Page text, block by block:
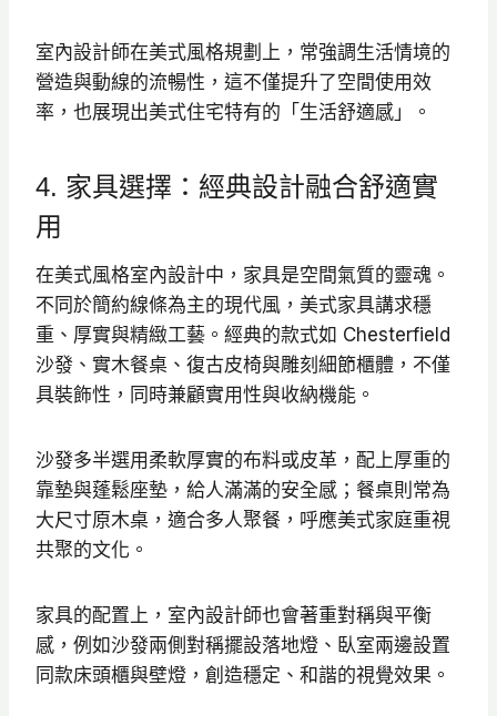
室內設計師在美式風格規劃上，常強調生活情境的
營造與動線的流暢性，這不僅提升了空間使用效
率，也展現出美式住宅特有的「生活舒適感」。
4. 家具選擇：經典設計融合舒適實
用
在美式風格室內設計中，家具是空間氣質的靈魂。
不同於簡約線條為主的現代風，美式家具講求穩
重、厚實與精緻工藝。經典的款式如 Chesterfield
沙發、實木餐桌、復古皮椅與雕刻細節櫃體，不僅
具裝飾性，同時兼顧實用性與收納機能。
沙發多半選用柔軟厚實的布料或皮革，配上厚重的
靠墊與蓬鬆座墊，給人滿滿的安全感；餐桌則常為
大尺寸原木桌，適合多人聚餐，呼應美式家庭重視
共聚的文化。
家具的配置上，室內設計師也會著重對稱與平衡
感，例如沙發兩側對稱擺設落地燈、臥室兩邊設置
同款床頭櫃與壁燈，創造穩定、和諧的視覺效果。